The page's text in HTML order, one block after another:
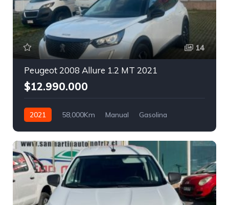
14
Peugeot 2008 Allure 1.2 MT 2021
$12.990.000
2021 58,000Km Manual
Gasolina